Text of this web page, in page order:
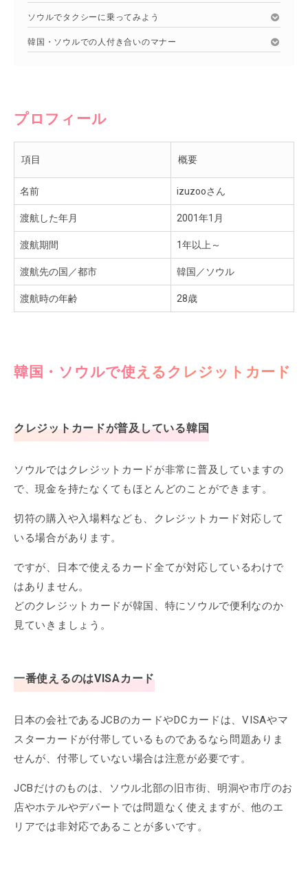
ソウルでタクシーに乗ってみよう
韓国・ソウルでの人付き合いのマナー
プロフィール
項目 概要
名前 izuzooさん
渡航した年月 2001年1月
渡航期間 1年以上～
渡航先の国／都市 韓国／ソウル
渡航時の年齢 28歳
韓国・ソウルで使えるクレジットカード
クレジットカードが普及している韓国
ソウルではクレジットカードが非常に普及していますの
で、現金を持たなくてもほとんどのことができます。
切符の購入や入場料なども、クレジットカード対応して
いる場合があります。
ですが、日本で使えるカード全てが対応しているわけで
はありません。
どのクレジットカードが韓国、特にソウルで便利なのか
見ていきましょう。
一番使えるのはVISAカード
日本の会社であるJCBのカードやDCカードは、VISAやマ
スターカードが付帯しているものであるなら問題ありま
せんが、付帯していない場合は注意が必要です。
JCBだけのものは、ソウル北部の旧市街、明洞や市庁のお
店やホテルやデパートでは問題なく使えますが、他のエ
リアでは非対応であることが多いです。